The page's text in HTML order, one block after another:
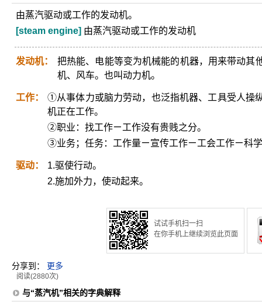
由蒸汽驱动或工作的发动机。
[steam engine] 由蒸汽驱动或工作的发动机
发动机：
把热能、电能等变为机械能的机器，用来带动其
机、风车。也叫动力机。
工作：
①从事体力或脑力劳动，也泛指机器、工具受人操
机正在工作。
②职业：找工作ㄧ工作没有贵贱之分。
③业务；任务：工作量ㄧ宣传工作ㄧ工会工作ㄧ科学
驱动：
1.驱使行动。
2.施加外力，使动起来。
试试手机扫一扫
在你手机上继续浏览此页面
分享到： 更多
阅读(2880次)
与“蒸汽机”相关的字典解释